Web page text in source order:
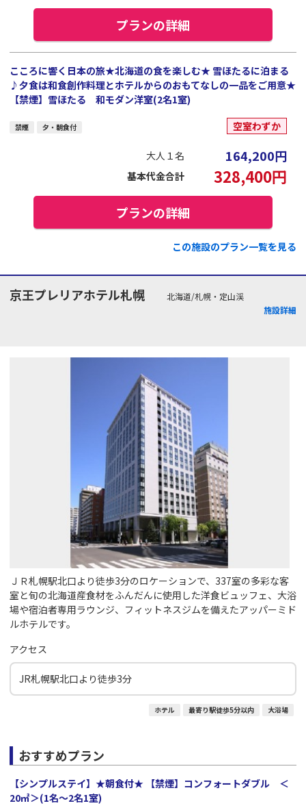
プランの詳細
こころに響く日本の旅★北海道の食を楽しむ★ 雪ほたるに泊まる
♪夕食は和食創作料理とホテルからのおもてなしの一品をご用意★
【禁煙】雪ほたる 和モダン洋室(2名1室)
禁煙 夕・朝食付 空室わずか
大人１名 164,200円
基本代金合計 328,400円
プランの詳細
この施設のプラン一覧を見る
京王プレリアホテル札幌
北海道/札幌・定山渓
施設詳細
ＪＲ札幌駅北口より徒歩3分のロケーションで、337室の多彩な客
室と旬の北海道産食材をふんだんに使用した洋食ビュッフェ、大浴
場や宿泊者専用ラウンジ、フィットネスジムを備えたアッパーミド
ルホテルです。
アクセス
JR札幌駅北口より徒歩3分
ホテル 最寄り駅徒歩5分以内 大浴場
おすすめプラン
【シンプルステイ】★朝食付★ 【禁煙】コンフォートダブル ＜
20㎡＞(1名～2名1室)